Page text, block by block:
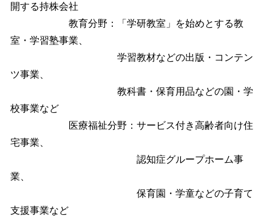
開する持株会社
教育分野：「学研教室」を始めとする教
室・学習塾事業、
学習教材などの出版・コンテン
ツ事業、
教科書・保育用品などの園・学
校事業など
医療福祉分野：サービス付き高齢者向け住
宅事業、
認知症グループホーム事
業、
保育園・学童などの子育て
支援事業など